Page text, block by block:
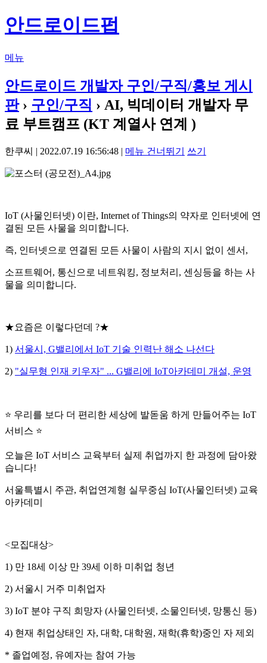
안드로이드펍
메뉴
안드로이드 개발자 구인/구직/홍보 게시
판› 구인/구직 › AI, 빅데이터 개발자 무
료 부트캠프 (KT 계열사 연계 )
한쿠씨 | 2022.07.19 16:56:48 | 메뉴 건너뛰기 쓰기
IoT (사물인터넷) 이란, Internet of Things의 약자로 인터넷에 연
결된 모든 사물을 의미합니다.
즉, 인터넷으로 연결된 모든 사물이 사람의 지시 없이 센서,
소프트웨어, 통신으로 네트워킹, 정보처리, 센싱등을 하는 사
물을 의미합니다.
★요즘은 이렇다던데 ?★
1) 서울시, G밸리에서 IoT 기술 인력난 해소 나선다
2) "실무형 인재 키우자" ... G밸리에 IoT아카데미 개설, 운영
⭐ 우리를 보다 더 편리한 세상에 발돋움 하게 만들어주는 IoT
서비스 ⭐
오늘은 IoT 서비스 교육부터 실제 취업까지 한 과정에 담아왔
습니다!
서울특별시 주관, 취업연계형 실무중심 IoT(사물인터넷) 교육
아카데미
<모집대상>
1) 만 18세 이상 만 39세 이하 미취업 청년
2) 서울시 거주 미취업자
3) IoT 분야 구직 희망자 (사물인터넷, 소물인터넷, 망통신 등)
4) 현재 취업상태인 자, 대학, 대학원, 재학(휴학)중인 자 제외
* 졸업예정, 유예자는 참여 가능